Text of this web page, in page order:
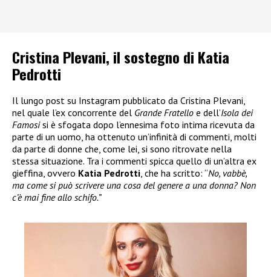
Cristina Plevani, il sostegno di Katia
Pedrotti
Il lungo post su Instagram pubblicato da Cristina Plevani,
nel quale l’ex concorrente del Grande Fratello e dell’Isola dei
Famosisi è sfogata dopo l’ennesima foto intima ricevuta da
parte di un uomo, ha ottenuto un’infinità di commenti, molti
da parte di donne che, come lei, si sono ritrovate nella
stessa situazione. Tra i commenti spicca quello di un’altra ex
gieffina, ovvero Katia Pedrotti, che ha scritto: “No, vabbè,
ma come si può scrivere una cosa del genere a una donna? Non
c’è mai fine allo schifo.”